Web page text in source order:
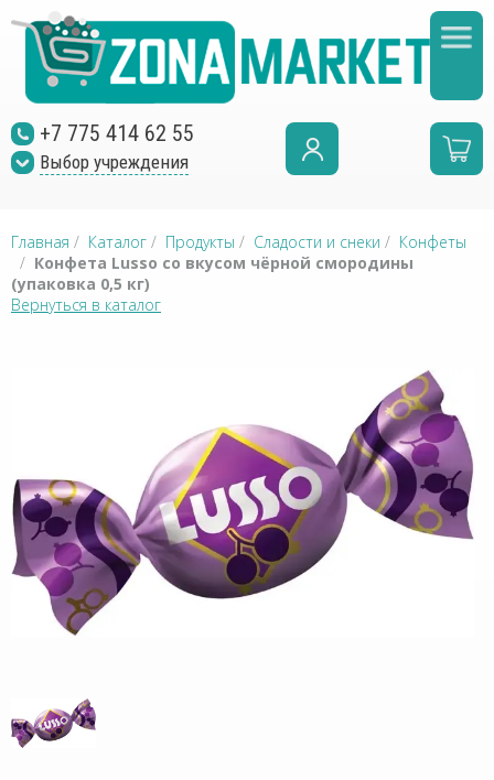
+7 775 414 62 55
Выбор учреждения
Главная / Каталог / Продукты / Сладости и снеки / Конфеты
/ Конфета Lusso со вкусом чёрной смородины
(упаковка 0,5 кг)
Вернуться в каталог